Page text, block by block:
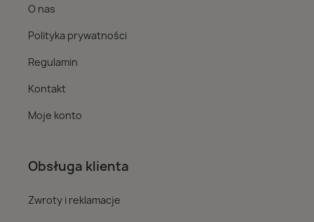
O nas
Polityka prywatności
Regulamin
Kontakt
Moje konto
Obsługa klienta
Zwroty i reklamacje